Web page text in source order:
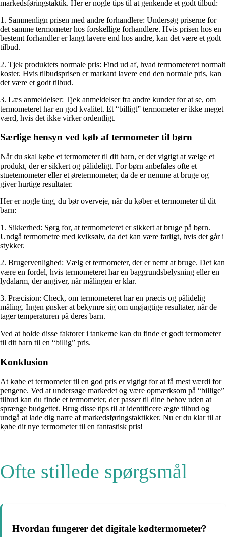
markedsføringstaktik. Her er nogle tips til at genkende et godt tilbud:
1. Sammenlign prisen med andre forhandlere: Undersøg priserne for
det samme termometer hos forskellige forhandlere. Hvis prisen hos en
bestemt forhandler er langt lavere end hos andre, kan det være et godt
tilbud.
2. Tjek produktets normale pris: Find ud af, hvad termometeret normalt
koster. Hvis tilbudsprisen er markant lavere end den normale pris, kan
det være et godt tilbud.
3. Læs anmeldelser: Tjek anmeldelser fra andre kunder for at se, om
termometeret har en god kvalitet. Et “billigt” termometer er ikke meget
værd, hvis det ikke virker ordentligt.
Særlige hensyn ved køb af termometer til børn
Når du skal købe et termometer til dit barn, er det vigtigt at vælge et
produkt, der er sikkert og pålideligt. For børn anbefales ofte et
stuetemometer eller et øretermometer, da de er nemme at bruge og
giver hurtige resultater.
Her er nogle ting, du bør overveje, når du køber et termometer til dit
barn:
1. Sikkerhed: Sørg for, at termometeret er sikkert at bruge på børn.
Undgå termometre med kviksølv, da det kan være farligt, hvis det går i
stykker.
2. Brugervenlighed: Vælg et termometer, der er nemt at bruge. Det kan
være en fordel, hvis termometeret har en baggrundsbelysning eller en
lydalarm, der angiver, når målingen er klar.
3. Præcision: Check, om termometeret har en præcis og pålidelig
måling. Ingen ønsker at bekymre sig om unøjagtige resultater, når de
tager temperaturen på deres barn.
Ved at holde disse faktorer i tankerne kan du finde et godt termometer
til dit barn til en “billig” pris.
Konklusion
At købe et termometer til en god pris er vigtigt for at få mest værdi for
pengene. Ved at undersøge markedet og være opmærksom på “billige”
tilbud kan du finde et termometer, der passer til dine behov uden at
sprænge budgettet. Brug disse tips til at identificere ægte tilbud og
undgå at lade dig narre af markedsføringstaktikker. Nu er du klar til at
købe dit nye termometer til en fantastisk pris!
Ofte stillede spørgsmål
Hvordan fungerer det digitale kødtermometer?